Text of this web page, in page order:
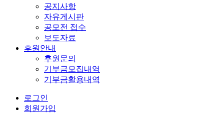
공지사항
자유게시판
공모전 접수
보도자료
후원안내
후원문의
기부금모집내역
기부금활용내역
로그인
회원가입